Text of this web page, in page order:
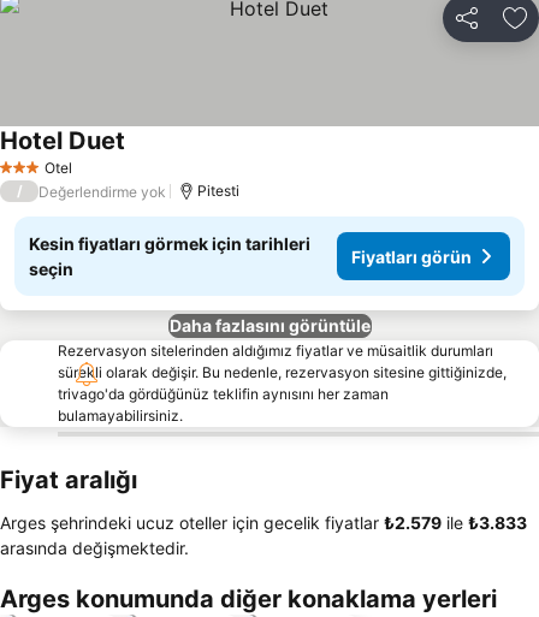
Paylaş
3 YıldızOtel
Hotel Duet
/ Değerlendirme yok Pitesti
Kesin fiyatları görmek için tarihleri
seçin
Fiyatları görün
Daha fazlasını görüntüle
Rezervasyon sitelerinden aldığımız fiyatlar ve müsaitlik durumları
sürekli olarak değişir. Bu nedenle, rezervasyon sitesine gittiğinizde,
trivago'da gördüğünüz teklifin aynısını her zaman
bulamayabilirsiniz.
Fiyat aralığı
Arges şehrindeki ucuz oteller için gecelik fiyatlar ‎₺2.579 ile ‎₺3.833
arasında değişmektedir.
Arges konumunda diğer konaklama yerleri